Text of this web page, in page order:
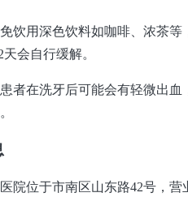
饮用深色饮料如咖啡、浓茶
会自行缓解。
者在洗牙后可能会有轻微出
院位于市南区山东路42号，营